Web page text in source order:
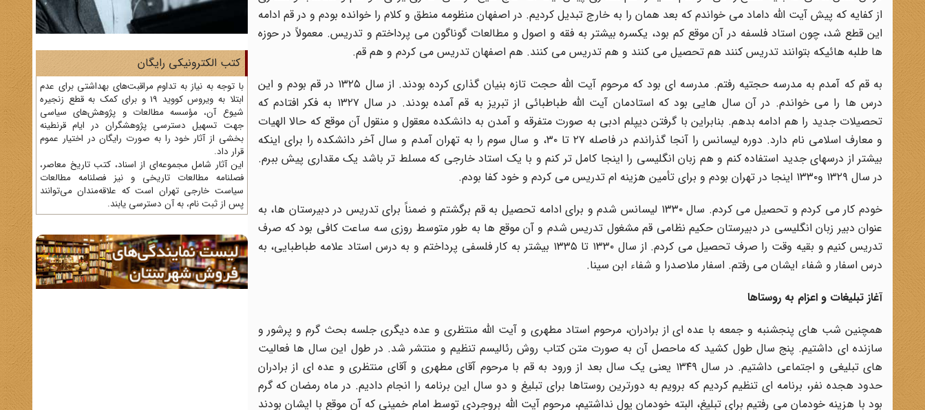
از کفایه که پیش آیت الله داماد می خواندم که بعد همان را به خارج تبدیل کردیم. در اصفهان منظومه منطق و کلام را خوانده بودم و در قم ادامه
این قطع شد، چون استاد فلسفه در آن موقع کم بود، یکسره بیشتر به فقه و اصول و مطالعات گوناگون می پرداختم و تدریس. معمولاً در حوزه
ها طلبه هائیکه بتوانند تدریس کنند هم تحصیل می کنند و هم تدریس می کنند. هم اصفهان تدریس می کردم و هم قم.
به قم که آمدم به مدرسه حجتیه رفتم. مدرسه ای بود که مرحوم آیت الله حجت تازه بنیان گذاری کرده بودند. از سال ۱۳۲۵ در قم بودم و این
درس ها را می خواندم. در آن سال هایی بود که استادمان آیت الله طباطبائی از تبریز به قم آمده بودند. در سال ۱۳۲۷ به فکر افتادم که
تحصیلات جدید را هم ادامه بدهم. بنابراین با گرفتن دیپلم ادبی به صورت متفرقه و آمدن به دانشکده معقول و منقول آن موقع که حالا الهیات
و معارف اسلامی نام دارد. دوره لیسانس را آنجا گذراندم در فاصله ۲۷ تا ۳۰، و سال سوم را به تهران آمدم و سال آخر دانشکده را برای اینکه
بیشتر از درسهای جدید استفاده کنم و هم زبان انگلیسی را اینجا کامل تر کنم و با یک استاد خارجی که مسلط تر باشد یک مقداری پیش ببرم.
در سال ۱۳۲۹ و۱۳۳۰ اینجا در تهران بودم و برای تأمین هزینه ام تدریس می کردم و خود کفا بودم.
خودم کار می کردم و تحصیل می کردم. سال ۱۳۳۰ لیسانس شدم و برای ادامه تحصیل به قم برگشتم و ضمناً برای تدریس در دبیرستان ها، به
عنوان دبیر زبان انگلیسی در دبیرستان حکیم نظامی قم مشغول تدریس شدم و آن موقع ها به طور متوسط روزی سه ساعت کافی بود که صرف
تدریس کنیم و بقیه وقت را صرف تحصیل می کردم. از سال ۱۳۳۰ تا ۱۳۳۵ بیشتر به کار فلسفی پرداختم و به درس استاد علامه طباطبایی، به
درس اسفار و شفاء ایشان می رفتم. اسفار ملاصدرا و شفاء ابن سینا.
آغاز تبلیغات و اعزام به روستاها
همچنین شب های پنجشنبه و جمعه با عده ای از برادران، مرحوم استاد مطهری و آیت الله منتظری و عده دیگری جلسه بحث گرم و پرشور و
سازنده ای داشتیم. پنج سال طول کشید که ماحصل آن به صورت متن کتاب روش رئالیسم تنظیم و منتشر شد. در طول این سال ها فعالیت
های تبلیغی و اجتماعی داشتیم. در سال ۱۳۴۹ یعنی یک سال بعد از ورود به قم با مرحوم آقای مطهری و آقای منتظری و عده ای از برادران
حدود هجده نفر، برنامه ای تنظیم کردیم که برویم به دورترین روستاها برای تبلیغ و دو سال این برنامه را انجام دادیم. در ماه رمضان که گرم
بود با هزینه خودمان می رفتیم برای تبلیغ، البته خودمان پول نداشتیم، مرحوم آیت الله بروجردی توسط امام خمینی که آن موقع با ایشان بودند
کتب الکترونیکی رایگان
با توجه به نیاز به تداوم مراقبت‌های بهداشتی برای عدم
ابتلا به ویروس کووید 19 و برای کمک به قطع زنجیره
شیوع آن، مؤسسه مطالعات و پژوهش‌های سیاسی
جهت تسهیل دسترسی پژوهشگران در ایام قرنطینه
بخشی از آثار خود را به صورت رایگان در اختیار عموم
قرار داد.
این آثار شامل مجموعه‌ای از اسناد، کتب تاریخ معاصر،
فصلنامه‌ مطالعات تاریخی و نیز فصلنامه مطالعات
سیاست خارجی تهران است که علاقه‌مندان می‌توانند
پس از ثبت نام، به آن دسترسی یابند.